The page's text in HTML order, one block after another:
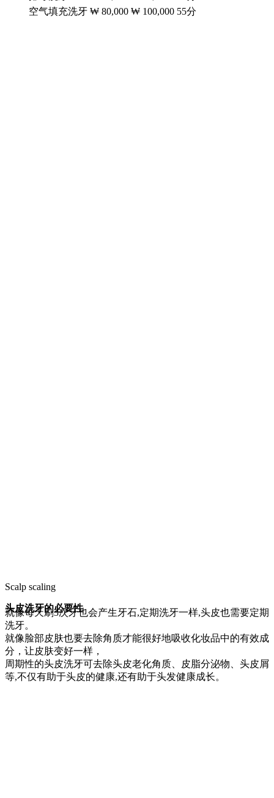
空气填充洗牙 ₩ 80,000 ₩ 100,000 55分
Scalp scaling
头皮洗牙的必要性
就像每天刷3次牙也会产生牙石,定期洗牙一样,头皮也需要定期
洗牙。
就像脸部皮肤也要去除角质才能很好地吸收化妆品中的有效成
分，让皮肤变好一样，
周期性的头皮洗牙可去除头皮老化角质、皮脂分泌物、头皮屑
等,不仅有助于头皮的健康,还有助于头发健康成长。